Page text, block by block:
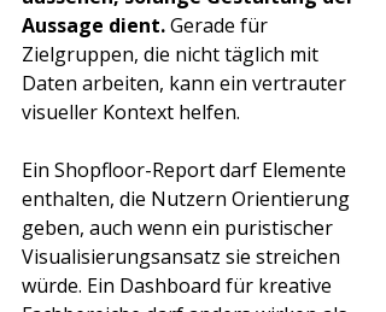
Aussage dient. Gerade für
Zielgruppen, die nicht täglich mit
Daten arbeiten, kann ein vertrauter
visueller Kontext helfen.
Ein Shopfloor-Report darf Elemente
enthalten, die Nutzern Orientierung
geben, auch wenn ein puristischer
Visualisierungsansatz sie streichen
würde. Ein Dashboard für kreative